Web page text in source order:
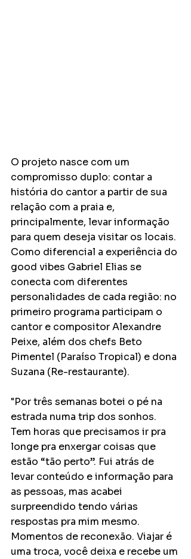
O projeto nasce com um
compromisso duplo: contar a
história do cantor a partir de sua
relação com a praia e,
principalmente, levar informação
para quem deseja visitar os locais.
Como diferencial a experiência do
good vibes Gabriel Elias se
conecta com diferentes
personalidades de cada região: no
primeiro programa participam o
cantor e compositor Alexandre
Peixe, além dos chefs Beto
Pimentel (Paraíso Tropical) e dona
Suzana (Re-restaurante).
"Por três semanas botei o pé na
estrada numa trip dos sonhos.
Tem horas que precisamos ir pra
longe pra enxergar coisas que
estão “tão perto”. Fui atrás de
levar conteúdo e informação para
as pessoas, mas acabei
surpreendido tendo várias
respostas pra mim mesmo.
Momentos de reconexão. Viajar é
uma troca, você deixa e recebe um